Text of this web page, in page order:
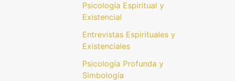
Psicología Espiritual y
Existencial
Entrevistas Espirituales y
Existenciales
Psicología Profunda y
Simbología